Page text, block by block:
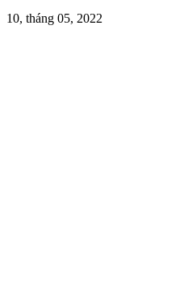
10, tháng 05, 2022